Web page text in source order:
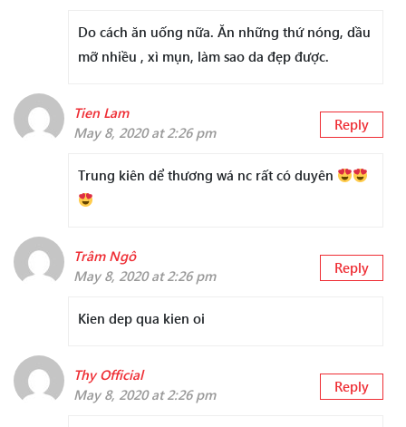
Do cách ăn uống nữa. Ăn những thứ nóng, dầu
mỡ nhiều , xì mụn, làm sao da đẹp được.
Tien Lam
May 8, 2020 at 2:26 pm
Reply
Trung kiên dể thương wá nc rất có duyên
Trâm Ngô
May 8, 2020 at 2:26 pm
Reply
Kien dep qua kien oi
Thy Official
May 8, 2020 at 2:26 pm
Reply